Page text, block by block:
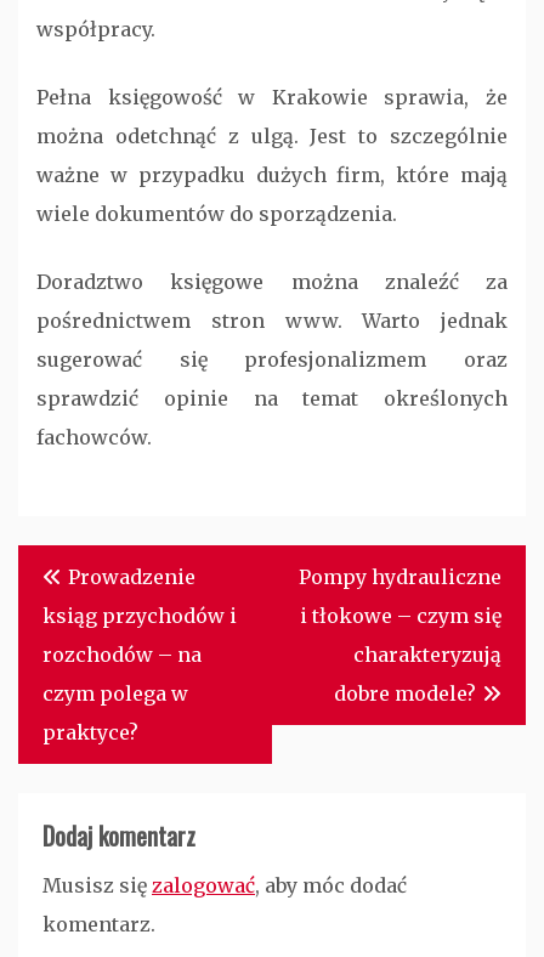
współpracy.
Pełna księgowość w Krakowie sprawia, że
można odetchnąć z ulgą. Jest to szczególnie
ważne w przypadku dużych firm, które mają
wiele dokumentów do sporządzenia.
Doradztwo księgowe można znaleźć za
pośrednictwem stron www. Warto jednak
sugerować się profesjonalizmem oraz
sprawdzić opinie na temat określonych
fachowców.
Nawigacja
wpisu
Prowadzenie
ksiąg przychodów i
rozchodów – na
czym polega w
praktyce?
Pompy hydrauliczne
i tłokowe – czym się
charakteryzują
dobre modele?
Dodaj komentarz
Musisz się zalogować, aby móc dodać
komentarz.